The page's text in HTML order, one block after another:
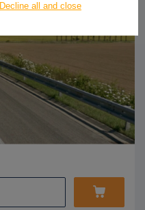
Decline all and close